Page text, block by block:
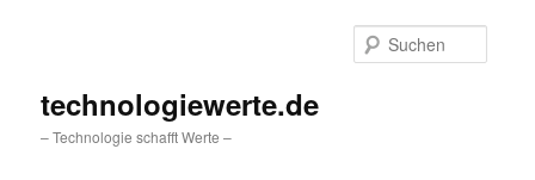
technologiewerte.de
– Technologie schafft Werte –